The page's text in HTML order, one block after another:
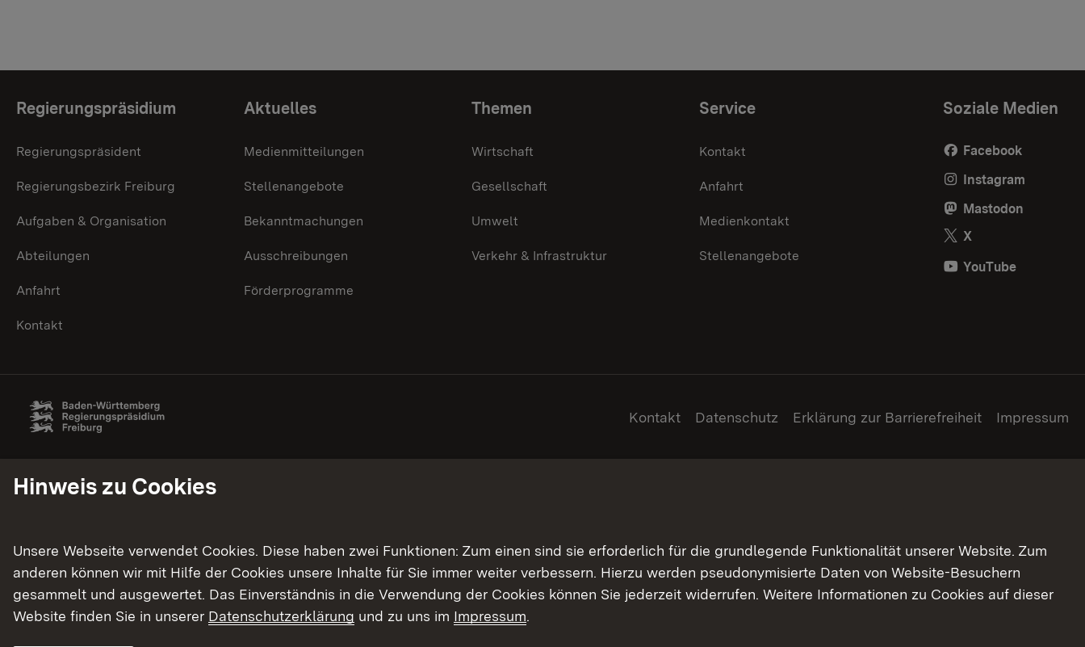
Themenübersicht
Regierungspräsidium
Regierungspräsident
Regierungsbezirk Freiburg
Aufgaben & Organisation
Abteilungen
Anfahrt
Kontakt
Aktuelles
Medienmitteilungen
Stellenangebote
Bekanntmachungen
Ausschreibungen
Förderprogramme
Themen
Wirtschaft
Gesellschaft
Umwelt
Verkehr & Infrastruktur
Service
Kontakt
Anfahrt
Medienkontakt
Stellenangebote
Soziale Medien
Facebook
Instagram
Mastodon
X
YouTube
Kontakt Datenschutz Erklärung zur Barrierefreiheit Impressum
Hinweis zu Cookies
Unsere Webseite verwendet Cookies. Diese haben zwei Funktionen: Zum einen sind sie erforderlich für die grundlegende Funktionalität unserer Website. Zum
anderen können wir mit Hilfe der Cookies unsere Inhalte für Sie immer weiter verbessern. Hierzu werden pseudonymisierte Daten von Website-Besuchern
gesammelt und ausgewertet. Das Einverständnis in die Verwendung der Cookies können Sie jederzeit widerrufen. Weitere Informationen zu Cookies auf dieser
Website finden Sie in unserer Datenschutzerklärung und zu uns im Impressum.